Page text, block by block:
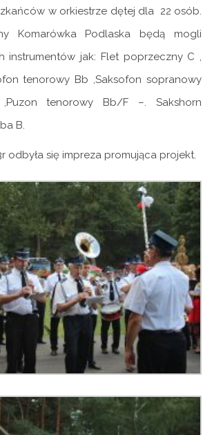
w orkiestrze dętej dla 22 osób.
Komarówka Podlaska będą mogli
instrumentów jak: Flet poprzeczny C ,
tenorowy Bb ,Saksofon sopranowy
tenorowy Bb/F –. Sakshorn
B.
odbyła się impreza promująca projekt.